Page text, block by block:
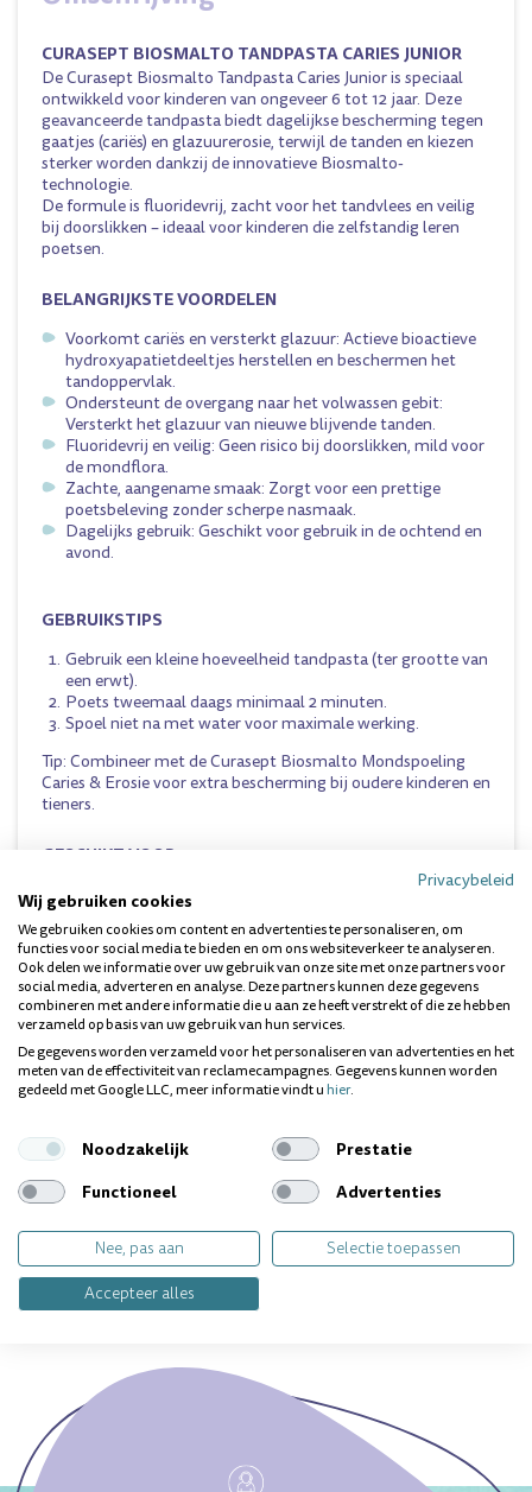
CURASEPT BIOSMALTO TANDPASTA CARIES JUNIOR
De Curasept Biosmalto Tandpasta Caries Junior is speciaal
ontwikkeld voor kinderen van ongeveer 6 tot 12 jaar. Deze
geavanceerde tandpasta biedt dagelijkse bescherming tegen
gaatjes (cariës) en glazuurerosie, terwijl de tanden en kiezen
sterker worden dankzij de innovatieve Biosmalto-
technologie.
De formule is fluoridevrij, zacht voor het tandvlees en veilig
bij doorslikken – ideaal voor kinderen die zelfstandig leren
poetsen.
BELANGRIJKSTE VOORDELEN
Voorkomt cariës en versterkt glazuur: Actieve bioactieve
hydroxyapatietdeeltjes herstellen en beschermen het
tandoppervlak.
Ondersteunt de overgang naar het volwassen gebit:
Versterkt het glazuur van nieuwe blijvende tanden.
Fluoridevrij en veilig: Geen risico bij doorslikken, mild voor
de mondflora.
Zachte, aangename smaak: Zorgt voor een prettige
poetsbeleving zonder scherpe nasmaak.
Dagelijks gebruik: Geschikt voor gebruik in de ochtend en
avond.
GEBRUIKSTIPS
Gebruik een kleine hoeveelheid tandpasta (ter grootte van
een erwt).
Poets tweemaal daags minimaal 2 minuten.
Spoel niet na met water voor maximale werking.
Tip: Combineer met de Curasept Biosmalto Mondspoeling
Caries & Erosie voor extra bescherming bij oudere kinderen en
tieners.
GESCHIKT VOOR:
Kinderen van 6 tot 12 jaar
Kinderen met gevoelige of beginnende glazuurslijtage
Ouders die kiezen voor een fluoridevrije, veilige tandpasta
WAAROM KIEZEN VOOR CURASEPT BIOSMALTO
JUNIOR?
De Biosmalto-technologie gebruikt bioactieve
microkristallen die zich hechten aan het glazuur en de
tandpasta een intensieve bescherming tegen zuuraanvallen
en beginnende cariës, terwijl het glazuur glad en sterk blijft.
Vragen over dit product? Wij helpen je
graag!
Privacybeleid
Wij gebruiken cookies
We gebruiken cookies om content en advertenties te personaliseren, om
functies voor social media te bieden en om ons websiteverkeer te analyseren.
Ook delen we informatie over uw gebruik van onze site met onze partners voor
social media, adverteren en analyse. Deze partners kunnen deze gegevens
combineren met andere informatie die u aan ze heeft verstrekt of die ze hebben
verzameld op basis van uw gebruik van hun services.
De gegevens worden verzameld voor het personaliseren van advertenties en het
meten van de effectiviteit van reclamecampagnes. Gegevens kunnen worden
gedeeld met Google LLC, meer informatie vindt uhier.
Noodzakelijk
Prestatie
Functioneel
Advertenties
Nee, pas aan
Selectie toepassen
Accepteer alles